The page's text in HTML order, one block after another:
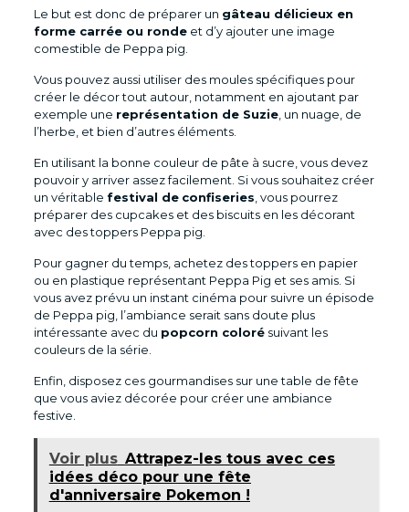
Le but est donc de préparer un gâteau délicieux en
forme carrée ou rondeet d’y ajouter une image
comestible de Peppa pig.
Vous pouvez aussi utiliser des moules spécifiques pour
créer le décor tout autour, notamment en ajoutant par
exemple une représentation de Suzie, un nuage, de
l’herbe, et bien d’autres éléments.
En utilisant la bonne couleur de pâte à sucre, vous devez
pouvoir y arriver assez facilement. Si vous souhaitez créer
un véritable festival de confiseries , vous pourrez
préparer des cupcakes et des biscuits en les décorant
avec des toppers Peppa pig.
Pour gagner du temps, achetez des toppers en papier
ou en plastique représentant Peppa Pig et ses amis. Si
vous avez prévu un instant cinéma pour suivre un épisode
de Peppa pig, l’ambiance serait sans doute plus
intéressante avec du popcorn colorésuivant les
couleurs de la série.
Enfin, disposez ces gourmandises sur une table de fête
que vous aviez décorée pour créer une ambiance
festive.
Voir plus Attrapez-les tous avec ces
idées déco pour une fête
d'anniversaire Pokemon !